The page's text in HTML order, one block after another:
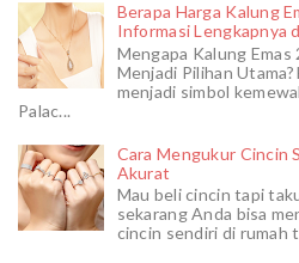
Berapa Harga Kalung
Informasi Lengkapnya
Mengapa Kalung
Menjadi Pilihan
menjadi simbol
Palac...
Cara Mengukur Cincin
Akurat
Mau beli cincin tapi
sekarang Anda bisa
cincin sendiri di rumah